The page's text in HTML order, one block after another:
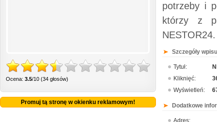
Ocena: 3.5/10 (34 głosów)
Promuj tą stronę w okienku reklamowym!
potrzeby i
którzy z
NESTOR24.
Szczegóły
Tytuł:
Kliknięć:
Wyświetleń:
Dodatkowe
Adres: